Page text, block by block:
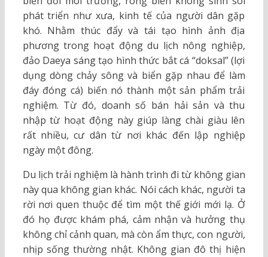
phát triển như xưa, kinh tế của người dân gặp
khó. Nhằm thúc đẩy và tái tạo hình ảnh địa
phương trong hoạt động du lịch nông nghiệp,
đảo Daeya sáng tạo hình thức bắt cá “doksal” (lợi
dụng dòng chảy sông và biển gặp nhau để làm
đáy đóng cá) biến nó thành một sản phẩm trải
nghiệm. Từ đó, doanh số bán hải sản và thu
nhập từ hoạt động này giúp làng chài giàu lên
rất nhiều, cư dân từ nơi khác đến lập nghiệp
ngày một đông.
Du lịch trải nghiệm là hành trình đi từ không gian
này qua không gian khác. Nói cách khác, người ta
rời nơi quen thuộc để tìm một thế giới mới lạ. Ở
đó họ được khám phá, cảm nhận và hưởng thụ
không chỉ cảnh quan, mà còn ẩm thực, con người,
nhịp sống thường nhật. Không gian đô thị hiện